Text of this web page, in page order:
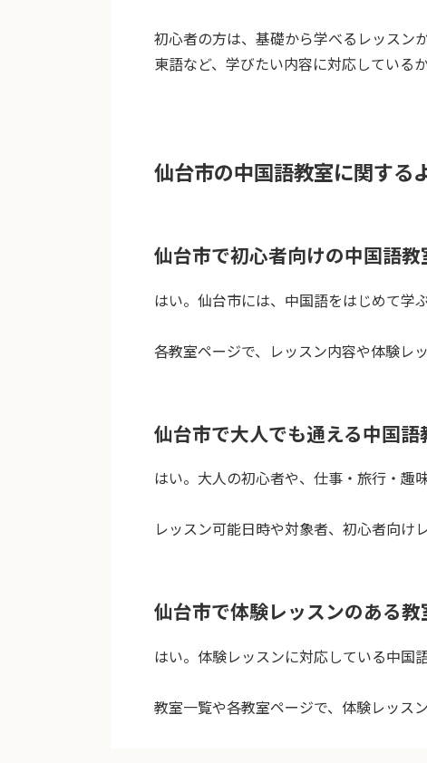
初心者の方は、基礎から学べるレッスン
東語など、学びたい内容に対応している
仙台市の中国語教室に関する
仙台市で初心者向けの中国語教
はい。仙台市には、中国語をはじめて学
各教室ページで、レッスン内容や体験レ
仙台市で大人でも通える中国語
はい。大人の初心者や、仕事・旅行・趣
レッスン可能日時や対象者、初心者向け
仙台市で体験レッスンのある教
はい。体験レッスンに対応している中国
教室一覧や各教室ページで、体験レッス